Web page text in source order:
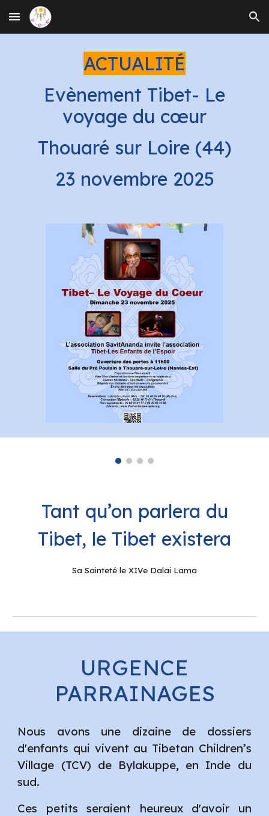
Skip to main content Skip to navigation
ACTUALITÉ
Evènement Tibet- Le
voyage du cœur
Thouaré sur Loire (44)
23 novembre 2025
Tant qu’on parlera du
Tibet, le Tibet existera
Sa Sainteté le XIVe Dalai Lama
URGENCE
PARRAINAGES
Nous avons une dizaine de dossiers
d'enfants qui vivent au Tibetan Children’s
Village (TCV) de Bylakuppe, en Inde du
sud.
Ces petits seraient heureux d'avoir un